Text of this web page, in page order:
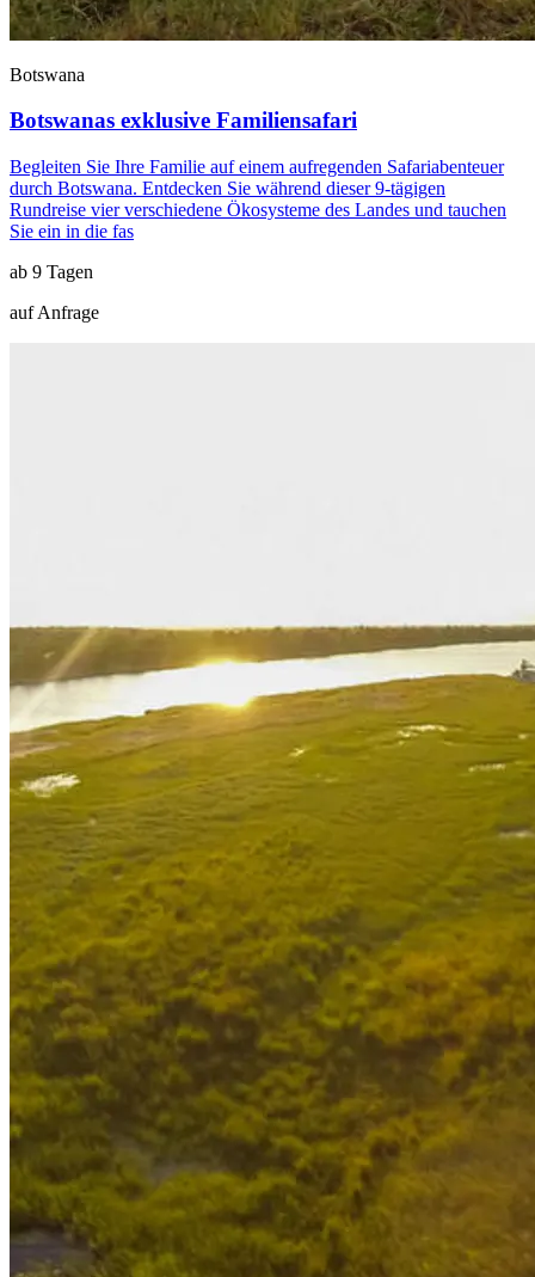
Botswana
Botswanas exklusive Familiensafari
Begleiten Sie Ihre Familie auf einem aufregenden Safariabenteuer
durch Botswana. Entdecken Sie während dieser 9-tägigen
Rundreise vier verschiedene Ökosysteme des Landes und tauchen
Sie ein in die fas
ab 9 Tagen
auf Anfrage